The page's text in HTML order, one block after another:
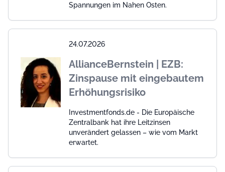
Spannungen im Nahen Osten.
24.07.2026
AllianceBernstein | EZB:
Zinspause mit eingebautem
Erhöhungsrisiko
Investmentfonds.de - Die Europäische
Zentralbank hat ihre Leitzinsen
unverändert gelassen – wie vom Markt
erwartet.